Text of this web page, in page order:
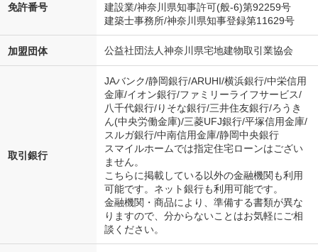
免許番号
建設業/神奈川県知事許可(般-6)第92259号
建築士事務所/神奈川県知事登録第11629号
加盟団体 公益社団法人神奈川県宅地建物取引業協会
取引銀行
JAバンク/静岡銀行/ARUHI/横浜銀行/中栄信用
金庫/イオン銀行/ファミリーライフサービス/
八千代銀行/りそな銀行/三井住友銀行/ろうき
ん(中央労働金庫)/三菱UFJ銀行/平塚信用金庫/
スルガ銀行/中南信用金庫/静岡中央銀行
スマイルホームでは指定住宅ローンはござい
ません。
こちらに掲載している以外の金融機関も利用
可能です。ネット銀行も利用可能です。
金融機関・商品により、準備する書類が異な
りますので、分からないことはお気軽にご相
談ください。